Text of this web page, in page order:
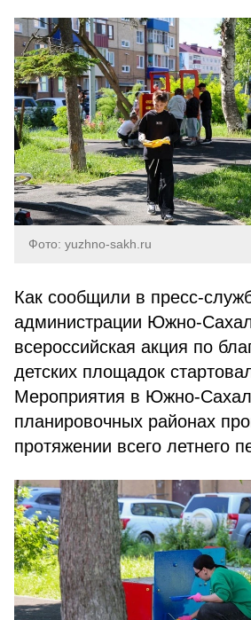
Фото: yuzhno-sakh.ru
Как сообщили в пресс-
администрации Южно-
всероссийская акция по
детских площадок
Мероприятия в Южно-
планировочных районах
протяжении всего летнего